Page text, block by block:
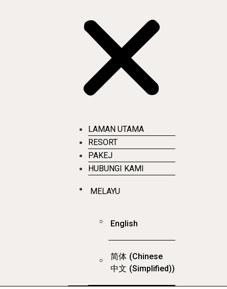
LAMAN UTAMA
RESORT
PAKEJ
HUBUNGI KAMI
MELAYU
English
简体
中文
(Chinese
(Simplified))